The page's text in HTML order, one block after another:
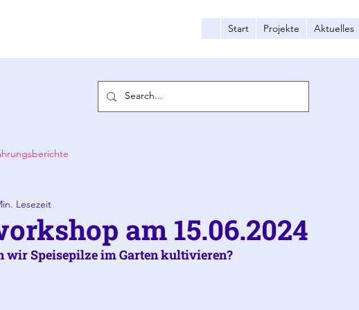
Start Projekte Aktuelles
am 15.06.2024
Lesezeit
wir Speisepilze im Garten kultivieren?